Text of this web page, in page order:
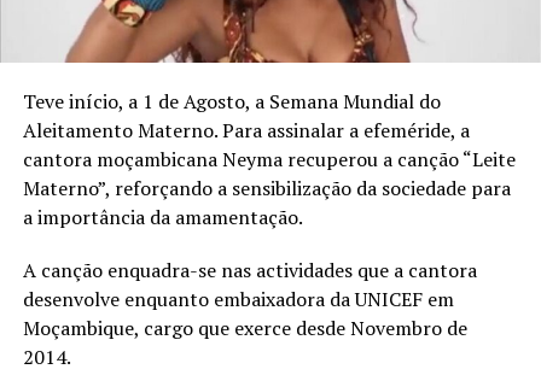
O artista defendeu que os músicos moçambicanos devem
focar-se mais em fortalecer a sua identidade cultural,
Apesar das críticas, o posicionamento da cantora
também recebeu apoio de internautas que concordam
que existe pouco intercâmbio para os músicos
moçambicanos em Angola.
A discussão reacendeu o debate sobre a valorização da
música nacional, o papel dos promotores e os desafios
da internacionalização dos artistas moçambicanos.
Teve início, a 1 de Agosto, a Semana Mundial do
Aleitamento Materno. Para assinalar a efeméride, a
cantora moçambicana Neyma recuperou a canção “Leite
Materno”, reforçando a sensibilização da sociedade para
a importância da amamentação.
A canção enquadra-se nas actividades que a cantora
desenvolve enquanto embaixadora da UNICEF em
Moçambique, cargo que exerce desde Novembro de
2014.